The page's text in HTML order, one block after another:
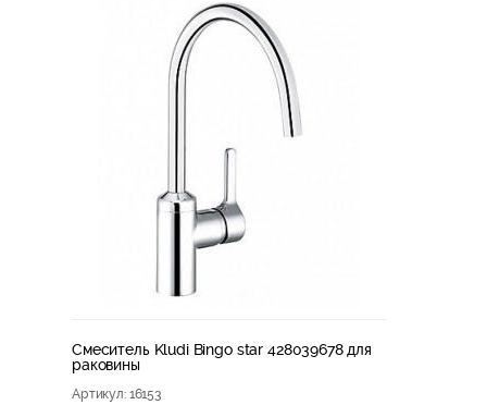
Смеситель Kludi Bingo star 428039678 для
раковины
Артикул: 16153